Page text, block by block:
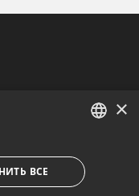
SPANISH
×
ВСЕ